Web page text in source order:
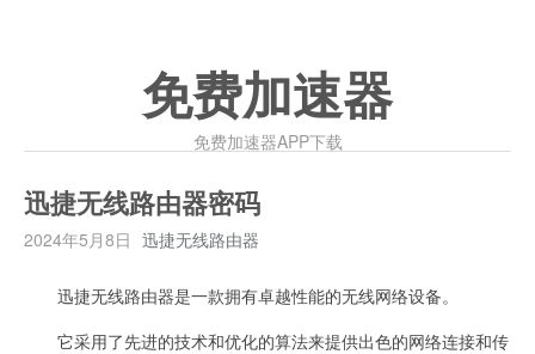
免费加速器
免费加速器APP下载
迅捷无线路由器密码
2024年5月8日 迅捷无线路由器
迅捷无线路由器是一款拥有卓越性能的无线网络设备。
它采用了先进的技术和优化的算法来提供出色的网络连接和传